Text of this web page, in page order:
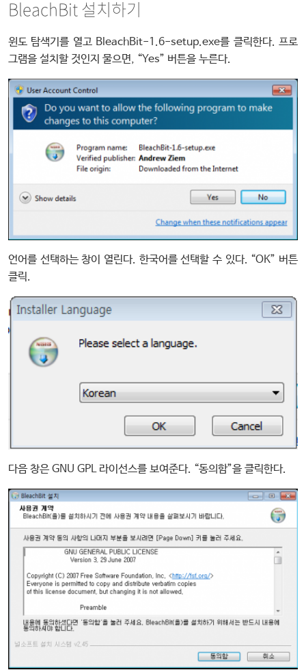
BleachBit 설치하기
윈도 탐색기를 열고 BleachBit-1.6-setup.exe를 클릭한다. 프로
그램을 설치할 것인지 물으면, “Yes” 버튼을 누른다.
언어를 선택하는 창이 열린다. 한국어를 선택할 수 있다. “OK” 버튼
클릭.
다음 창은 GNU GPL 라이선스를 보여준다. “동의함”을 클릭한다.